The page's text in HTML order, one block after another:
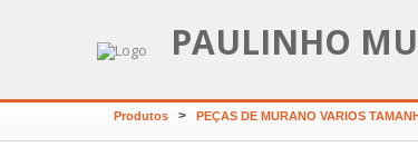
PAULINHO
Produtos > PEÇAS DE MURANO VARIOS